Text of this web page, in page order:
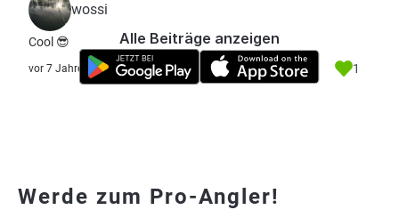
wossi
Cool 😎
vor 7 Jahre 1
Alle Beiträge anzeigen
Werde zum Pro-Angler!